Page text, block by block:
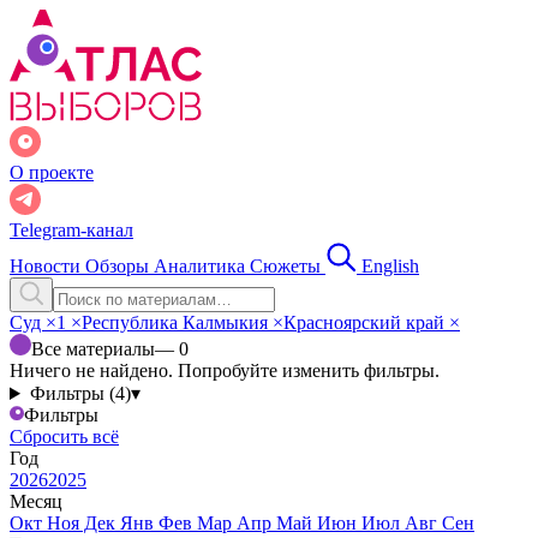
О проекте
Telegram-канал
Новости Обзоры Аналитика Сюжеты English
Суд ×1 ×Республика Калмыкия ×Красноярский край ×
Все материалы— 0
Ничего не найдено. Попробуйте изменить фильтры.
Фильтры (4)▾
Фильтры
Сбросить всё
Год
20262025
Месяц
Окт Ноя Дек Янв Фев Мар Апр Май Июн Июл Авг Сен